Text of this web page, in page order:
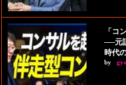
「コ
──元
時代
by